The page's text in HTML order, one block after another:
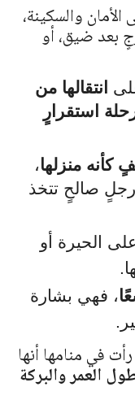
الأمان والسكينة،
بعد ضيق، أو
انتقالها من
استقرارٍ
منزلها،
صالحٍ تتخذ
الحيرة أو
، فهي بشارة
في منامها أنها
العمر والبركة